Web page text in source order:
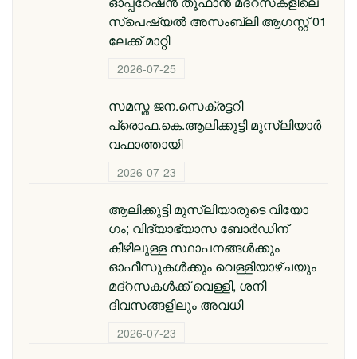
സ്പെഷ്യൽ അസംബ്ലി ആഗസ്റ്റ് 01
ലേക്ക് മാറ്റി
2026-07-25
സമസ്ത ജന.സെക്രട്ടറി
പ്രൊഫ.കെ.ആലിക്കുട്ടി മുസ്‌ലിയാര്‍
വഫാത്തായി
2026-07-23
ആലിക്കുട്ടി മുസ്​ലിയാരുടെ വിയോ​
ഗം; വിദ്യാഭ്യാസ ബോര്‍ഡിന്
കീഴിലുള്ള സ്ഥാപനങ്ങള്‍ക്കും
ഓഫീസുകള്‍ക്കും വെള്ളിയാഴ്ചയും
മദ്റസകള്‍ക്ക് വെള്ളി, ശനി
ദിവസങ്ങളിലും അവധി
2026-07-23